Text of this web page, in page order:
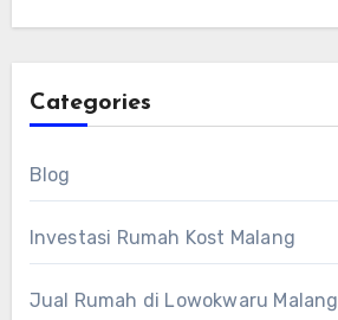
Categories
Blog
Investasi Rumah Kost Malang
Jual Rumah di Lowokwaru Malang